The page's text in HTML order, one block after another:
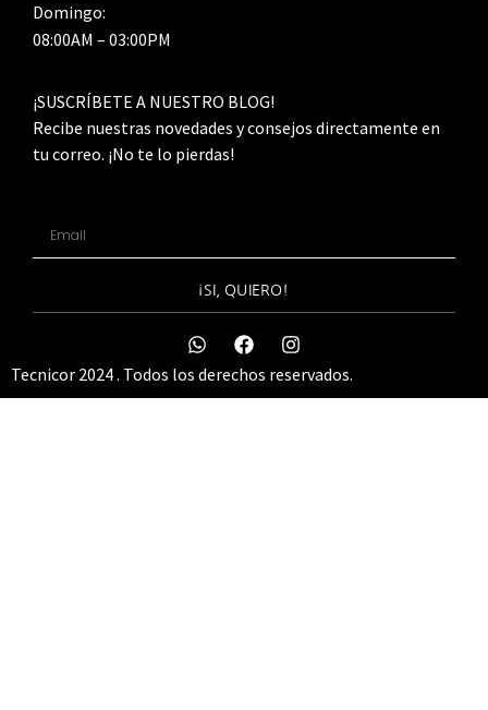
Domingo:
08:00AM – 03:00PM
¡SUSCRÍBETE A NUESTRO BLOG!
Recibe nuestras novedades y consejos directamente en
tu correo. ¡No te lo pierdas!
¡SI, QUIERO!
Tecnicor 2024 . Todos los derechos reservados.